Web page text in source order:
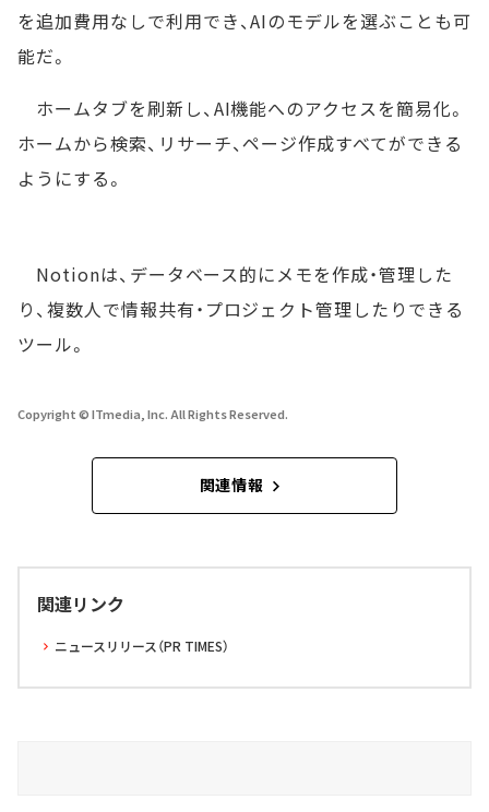
を追加費用なしで利用でき、AIのモデルを選ぶことも可
能だ。
ホームタブを刷新し、AI機能へのアクセスを簡易化。
ホームから検索、リサーチ、ページ作成すべてができる
ようにする。
Notionは、データベース的にメモを作成・管理した
り、複数人で情報共有・プロジェクト管理したりできる
ツール。
Copyright © ITmedia, Inc. All Rights Reserved.
関連情報
関連リンク
ニュースリリース（PR TIMES）